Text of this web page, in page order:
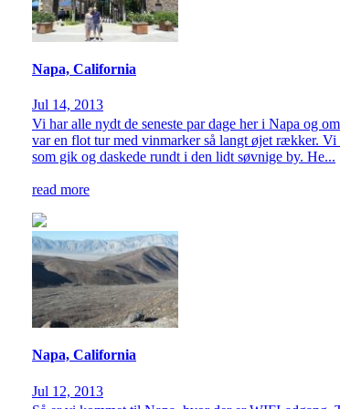
Napa, California
Jul 14, 2013
Vi har alle nydt de seneste par dage her i Napa og
var en flot tur med vinmarker så langt øjet rækker.
som gik og daskede rundt i den lidt søvnige by. He...
read more
Napa, California
Jul 12, 2013